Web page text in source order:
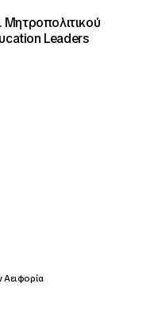
Μητροπολιτικού
Leaders
Αειφορία